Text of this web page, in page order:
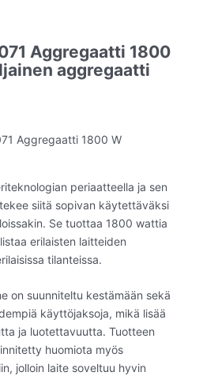
Aggregaatti 1800
aggregaatti
periaatteella ja sen
siitä sopivan käytettäväksi
Se tuottaa 1800 wattia
erilaisten laitteiden
tilanteissa.
on suunniteltu kestämään sekä
käyttöjaksoja, mikä lisää
ja luotettavuutta. Tuotteen
huomiota myös
jolloin laite soveltuu hyvin